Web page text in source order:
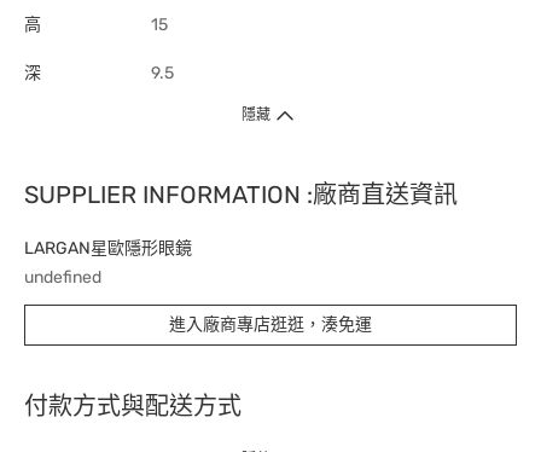
高 15
深 9.5
隱藏
SUPPLIER INFORMATION :廠商直送資訊
LARGAN星歐隱形眼鏡
undefined
進入廠商專店逛逛，湊免運
付款方式與配送方式